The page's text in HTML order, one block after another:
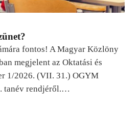
fontos! A Magyar Közlöny
megjelent az Oktatási és
1/2026. (VII. 31.) OGYM
tanév rendjéről.…